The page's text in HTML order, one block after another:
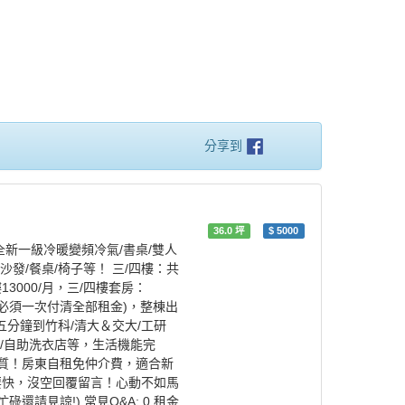
分享到
36.0坪 $5000
一級冷暖變頻冷氣/書桌/雙人
發/餐桌/椅子等！ 三/四樓：共
月，三/四樓套房：
須一次付清全部租金)，整棟出
分鐘到竹科/清大＆交大/工研
助洗衣店等，生活機能完
！房東自租免仲介費，適合新
，沒空回覆留言！心動不如馬
碌還請見諒!) 常見Q&A: 0.租金